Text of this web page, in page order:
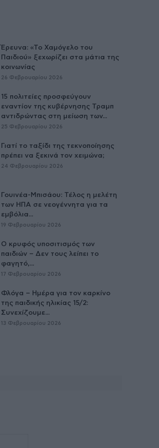
Έρευνα: «Το Χαμόγελο του
Παιδιού» ξεχωρίζει στα μάτια της
κοινωνίας
26 Φεβρουαρίου 2026
15 πολιτείες προσφεύγουν
εναντίον της κυβέρνησης Τραμπ
αντιδρώντας στη μείωση των...
25 Φεβρουαρίου 2026
Γιατί το ταξίδι της τεκνοποίησης
πρέπει να ξεκινά τον χειμώνα;
24 Φεβρουαρίου 2026
Γουινέα-Μπισάου: Τέλος η μελέτη
των ΗΠΑ σε νεογέννητα για τα
εμβόλια...
19 Φεβρουαρίου 2026
Ο κρυφός υποσιτισμός των
παιδιών – Δεν τους λείπει το
φαγητό,...
17 Φεβρουαρίου 2026
Φλόγα – Ημέρα για τον καρκίνο
της παιδικής ηλικίας 15/2:
Συνεχίζουμε...
13 Φεβρουαρίου 2026